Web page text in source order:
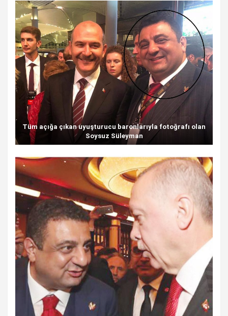
Tüm açığa çıkan uyuşturucu baronlarıyla fotoğrafı olan
Soysuz Süleyman